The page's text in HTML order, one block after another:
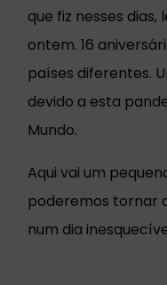
que fiz nesses
ontem. 16
países diferentes.
devido a esta
Mundo.
Aqui vai um
poderemos tornar
num dia